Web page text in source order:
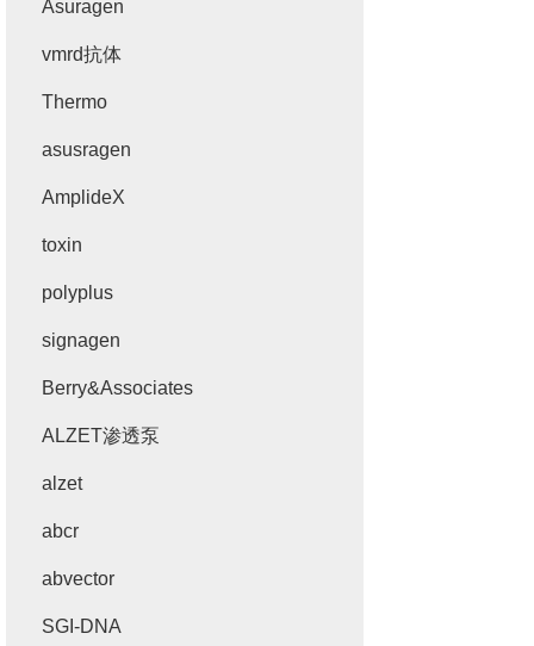
Asuragen
vmrd抗体
Thermo
asusragen
AmplideX
toxin
polyplus
signagen
Berry&Associates
ALZET渗透泵
alzet
abcr
abvector
SGI-DNA